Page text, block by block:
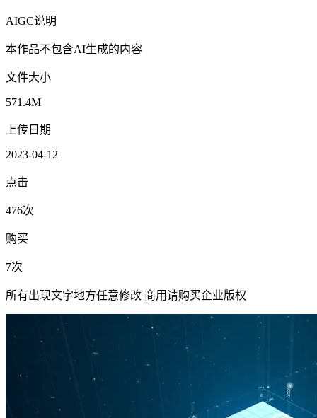
AIGC说明
本作品不包含AI生成的内容
文件大小
571.4M
上传日期
2023-04-12
点击
476次
购买
7次
所有出现文字地方任意修改 商用请购买企业版权